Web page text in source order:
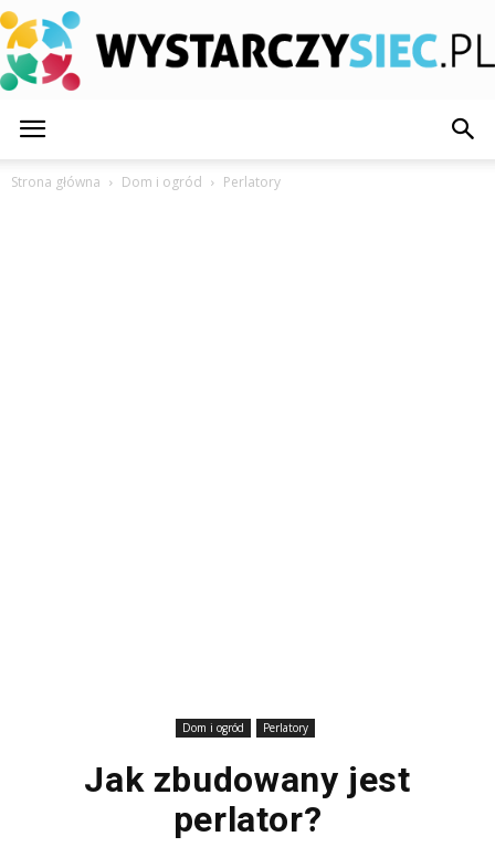
Strona główna Dom i ogród Perlatory
Dom i ogród Perlatory
Jak zbudowany jest
perlator?